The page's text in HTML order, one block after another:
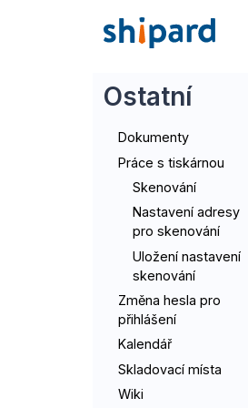
Ostatní
Dokumenty
Práce s tiskárnou
Skenování
Nastavení adresy
pro skenování
Uložení nastavení
skenování
Změna hesla pro
přihlášení
Kalendář
Skladovací místa
Wiki